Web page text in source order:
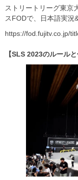
ストリートリーグ東京
スFODで、日本語実況
https://fod.fujitv.co.jp/
【SLS 2023のルールと